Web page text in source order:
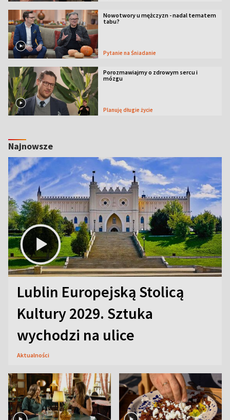
Nowotwory u mężczyzn - nadal tematem
tabu?
Pytanie na Śniadanie
Porozmawiajmy o zdrowym sercu i
mózgu
Planuję długie życie
Najnowsze
Lublin Europejską Stolicą
Kultury 2029. Sztuka
wychodzi na ulice
Aktualności